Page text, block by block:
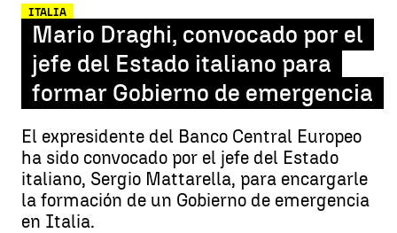
ITALIA
Mario Draghi, convocado por el
jefe del Estado italiano para
formar Gobierno de emergencia
El expresidente del Banco Central Europeo
ha sido convocado por el jefe del Estado
italiano, Sergio Mattarella, para encargarle
la formación de un Gobierno de emergencia
en Italia.